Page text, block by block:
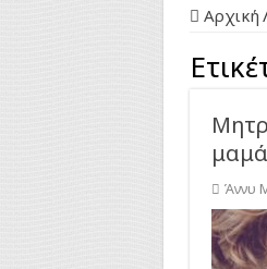
Αρχική
Άννυ